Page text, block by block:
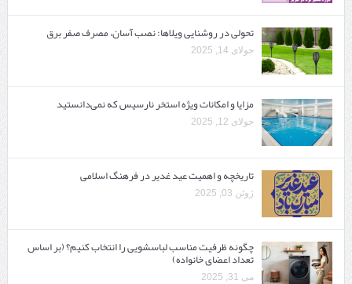
تحولی در روشنایی ویلاها: نصب آسان، مصرف صفر برق
جولای 14, 2025
مزایا و امکانات ویژه استخر نارسیس که نمی‌دانستید
جولای 12, 2025
تاریخچه و اهمیت عید غدیر در فرهنگ اسلامی
ژوئن 03, 2025
چگونه ظرفیت مناسب لباسشویی را انتخاب کنیم؟ (بر اساس
تعداد اعضای خانواده)
می 31, 2025